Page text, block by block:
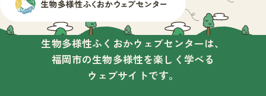
生物多様性ふくおかウェブセンターは、
福岡市の生物多様性を楽しく学べる
ウェブサイトです。